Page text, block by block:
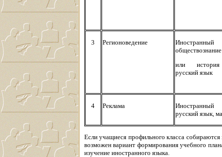
3 Регионоведение
обществознание
или
русский язык
4 Реклама
русский язык,
Если учащиеся профильного класса
возможен вариант формирования учебного
изучение иностранного языка.